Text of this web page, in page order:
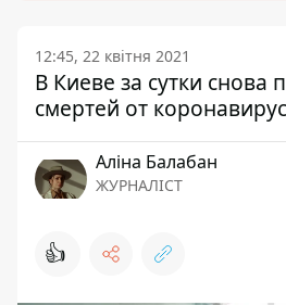
12:45, 22 квітня 2021
В Киеве за сутки снова
смертей от
Аліна Балабан
ЖУРНАЛІСТ
👍